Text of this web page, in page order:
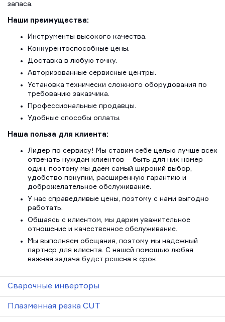
запаса.
Наши преимущества:
Инструменты высокого качества.
Конкурентоспособные цены.
Доставка в любую точку.
Авторизованные сервисные центры.
Установка технически сложного оборудования по
требованию заказчика.
Профессиональные продавцы.
Удобные способы оплаты.
Наша польза для клиента:
Лидер по сервису! Мы ставим себе целью лучше всех
отвечать нуждам клиентов – быть для них номер
один, поэтому мы даем самый широкий выбор,
удобство покупки, расширенную гарантию и
доброжелательное обслуживание.
У нас справедливые цены, поэтому с нами выгодно
работать.
Общаясь с клиентом, мы дарим уважительное
отношение и качественное обслуживание.
Мы выполняем обещания, поэтому мы надежный
партнер для клиента. С нашей помощью любая
важная задача будет решена в срок.
Сварочные инверторы
Плазменная резка CUT